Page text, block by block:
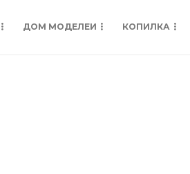
ДОМ МОДЕЛЕИ КОПИЛКА